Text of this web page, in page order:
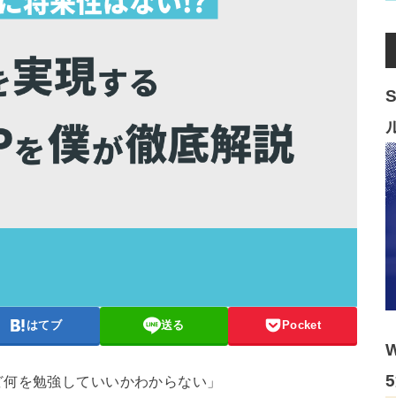
はてブ 送る Pocket
を勉強していいかわからない」